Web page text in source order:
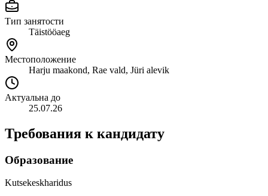
Тип занятости
Täistööaeg
Местоположение
Harju maakond, Rae vald, Jüri alevik
Актуальна до
25.07.26
Требования к кандидату
Образование
Kutsekeskharidus